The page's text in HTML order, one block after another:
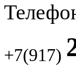
+7(917)